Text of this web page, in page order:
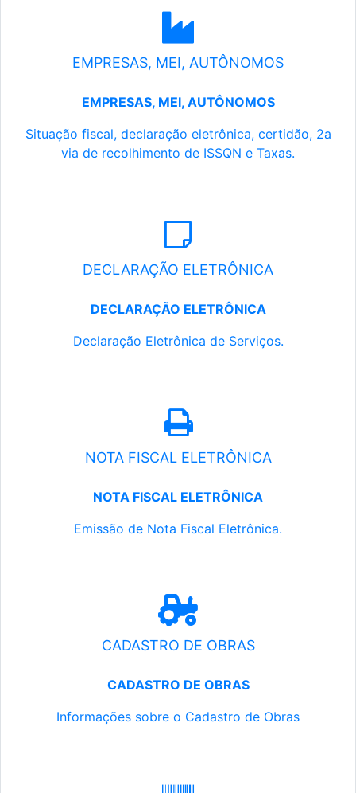
EMPRESAS, MEI, AUTÔNOMOS
EMPRESAS, MEI, AUTÔNOMOS
Situação fiscal, declaração eletrônica, certidão, 2a
via de recolhimento de ISSQN e Taxas.
DECLARAÇÃO ELETRÔNICA
DECLARAÇÃO ELETRÔNICA
Declaração Eletrônica de Serviços.
NOTA FISCAL ELETRÔNICA
NOTA FISCAL ELETRÔNICA
Emissão de Nota Fiscal Eletrônica.
CADASTRO DE OBRAS
CADASTRO DE OBRAS
Informações sobre o Cadastro de Obras